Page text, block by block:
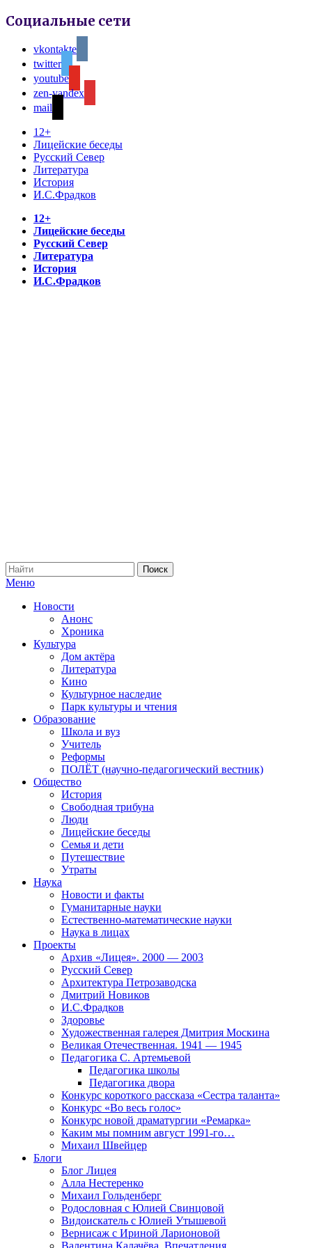
Социальные сети
vkontakte
twitter
youtube
zen-yandex
mail
12+
Лицейские беседы
Русский Север
Литература
История
И.С.Фрадков
12+
Лицейские беседы
Русский Север
Литература
История
И.С.Фрадков
Меню
Новости
Анонс
Хроника
Культура
Дом актёра
Литература
Кино
Культурное наследие
Парк культуры и чтения
Образование
Школа и вуз
Учитель
Реформы
ПОЛЁТ (научно-педагогический вестник)
Общество
История
Свободная трибуна
Люди
Лицейские беседы
Семья и дети
Путешествие
Утраты
Наука
Новости и факты
Гуманитарные науки
Естественно-математические науки
Наука в лицах
Проекты
Архив «Лицея». 2000 — 2003
Русский Север
Архитектура Петрозаводска
Дмитрий Новиков
И.С.Фрадков
Здоровье
Художественная галерея Дмитрия Москина
Великая Отечественная. 1941 — 1945
Педагогика С. Артемьевой
Педагогика школы
Педагогика двора
Конкурс короткого рассказа «Сестра таланта»
Конкурс «Во весь голос»
Конкурс новой драматургии «Ремарка»
Каким мы помним август 1991-го…
Михаил Швейцер
Блоги
Блог Лицея
Алла Нестеренко
Михаил Гольденберг
Родословная с Юлией Свинцовой
Видоискатель с Юлией Утышевой
Вернисаж с Ириной Ларионовой